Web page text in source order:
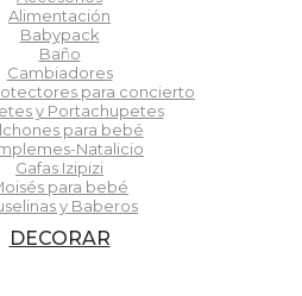
Alimentación
Babypack
Baño
Cambiadores
para concierto
y Portachupetes
para bebé
Natalicio
Gafas Izipizi
para bebé
y Baberos
DECORAR